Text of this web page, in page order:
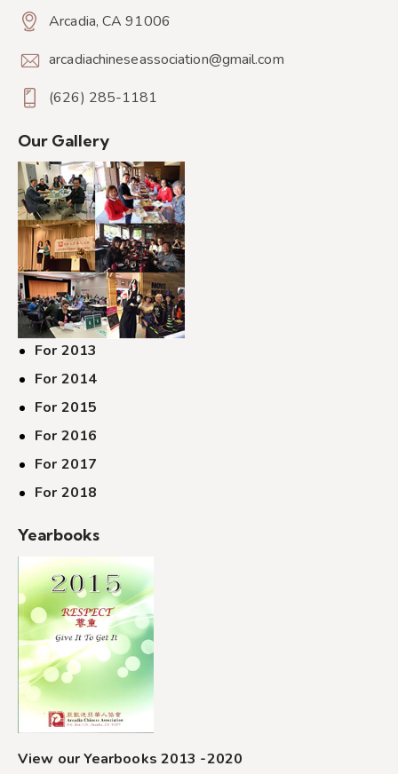
Arcadia, CA 91006
arcadiachineseassociation@gmail.com
(626) 285-1181
Our Gallery
For 2013
For 2014
For 2015
For 2016
For 2017
For 2018
Yearbooks
View our Yearbooks 2013 -2020